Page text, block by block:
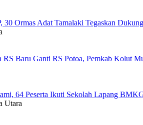
Ormas Adat Tamalaki Tegaskan
Baru Ganti RS Potoa, Pemkab Kolut
64 Peserta Ikuti Sekolah Lapang
Utara